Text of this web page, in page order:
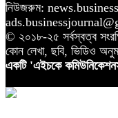
নিউজরুম:
© ২০১৮-২৫ সর্বস্বত্ব
কোন লেখা, ছবি, ভিডিও
একটি 'এইচকে